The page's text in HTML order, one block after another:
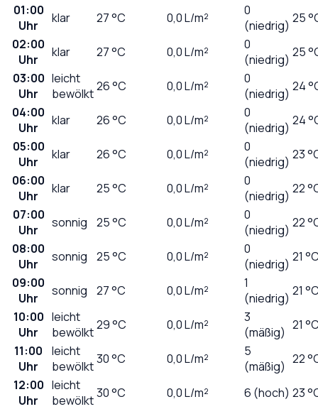
01:00
Uhr
klar 27°C 0,0L/m²
0
(niedrig) 25
02:00
Uhr
klar 27°C 0,0L/m²
0
(niedrig) 25
03:00
Uhr
leicht
bewölkt26°C 0,0L/m²
0
(niedrig) 24
04:00
Uhr
klar 26°C 0,0L/m²
0
(niedrig) 24
05:00
Uhr
klar 26°C 0,0L/m²
0
(niedrig) 23
06:00
Uhr
klar 25°C 0,0L/m²
0
(niedrig) 22
07:00
Uhr
sonnig 25°C 0,0L/m²
0
(niedrig) 22
08:00
Uhr
sonnig 25°C 0,0L/m²
0
(niedrig) 21
09:00
Uhr
sonnig 27°C 0,0L/m²
1
(niedrig) 21
10:00
Uhr
leicht
bewölkt29°C 0,0L/m²
3
(mäßig) 21
11:00
Uhr
leicht
bewölkt30°C 0,0L/m²
5
(mäßig) 22
12:00
Uhr
leicht
bewölkt30°C 0,0L/m² 6 (hoch) 23